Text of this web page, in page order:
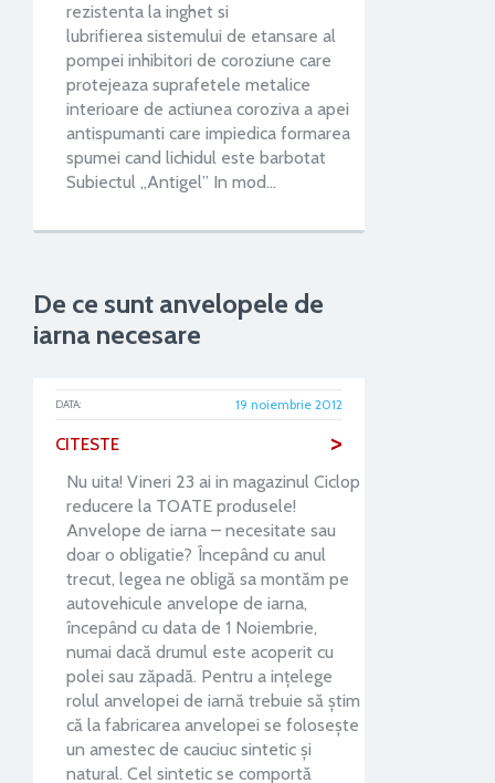
rezistenta la inghet si
lubrifierea sistemului de etansare al
pompei inhibitori de coroziune care
protejeaza suprafetele metalice
interioare de actiunea coroziva a apei
antispumanti care impiedica formarea
spumei cand lichidul este barbotat
Subiectul „Antigel” In mod…
De ce sunt anvelopele de
iarna necesare
DATA: 19 noiembrie 2012
CITESTE >
Nu uita! Vineri 23 ai in magazinul Ciclop
reducere la TOATE produsele!
Anvelope de iarna – necesitate sau
doar o obligatie? Începând cu anul
trecut, legea ne obligă sa montăm pe
autovehicule anvelope de iarna,
începând cu data de 1 Noiembrie,
numai dacă drumul este acoperit cu
polei sau zăpadă. Pentru a ințelege
rolul anvelopei de iarnă trebuie să știm
că la fabricarea anvelopei se folosește
un amestec de cauciuc sintetic și
natural. Cel sintetic se comportă